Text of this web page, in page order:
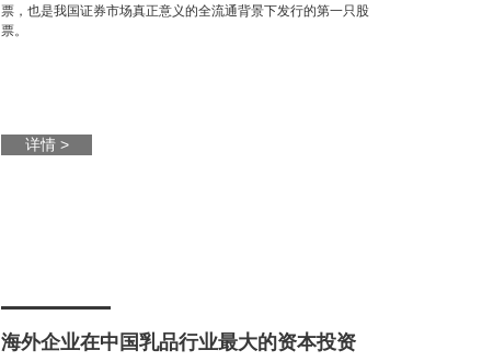
票，也是我国证券市场真正意义的全流通背景下发行的第一只股
票。
详情 >
海外企业在中国乳品行业最大的资本投资